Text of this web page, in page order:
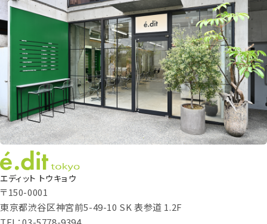
エディット トウキョウ
〒150-0001
東京都渋谷区神宮前5-49-10 SK 表参道 1.2F